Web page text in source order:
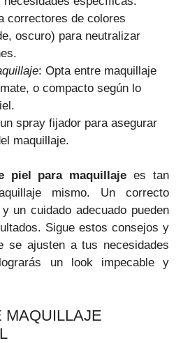
correctores de colores
oscuro) para neutralizar
: Opta entre maquillaje
o compacto según lo
spray fijador para asegurar
maquillaje.
piel para maquillaje es tan
mismo. Un correcto
un cuidado adecuado pueden
Sigue estos consejos y
se ajusten a tus necesidades
un look impecable y
MAQUILLAJE